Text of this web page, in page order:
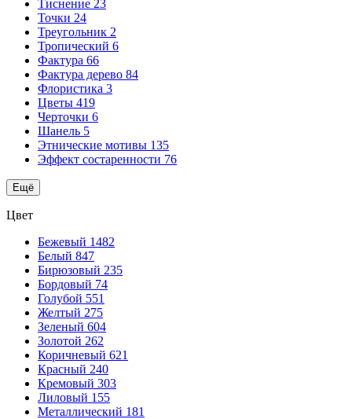
Тиснение 23
Точки 24
Треугольник 2
Тропический 6
Фактура 66
Фактура дерево 84
Флористика 3
Цветы 419
Черточки 6
Шанель 5
Этнические мотивы 135
Эффект состаренности 76
Ещё
Цвет
Бежевый 1482
Белый 847
Бирюзовый 235
Бордовый 74
Голубой 551
Желтый 275
Зеленый 604
Золотой 262
Коричневый 621
Красный 240
Кремовый 303
Лиловый 155
Металлический 181